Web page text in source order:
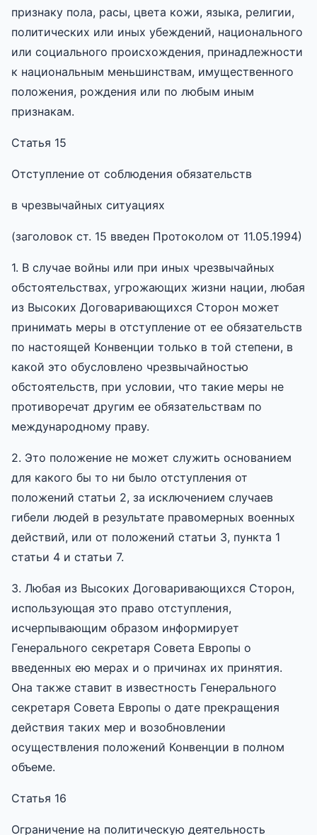
признаку пола, расы, цвета кожи, языка, религии,
политических или иных убеждений, национального
или социального происхождения, принадлежности
к национальным меньшинствам, имущественного
положения, рождения или по любым иным
признакам.
Статья 15
Отступление от соблюдения обязательств
в чрезвычайных ситуациях
(заголовок ст. 15 введен Протоколом от 11.05.1994)
1. В случае войны или при иных чрезвычайных
обстоятельствах, угрожающих жизни нации, любая
из Высоких Договаривающихся Сторон может
принимать меры в отступление от ее обязательств
по настоящей Конвенции только в той степени, в
какой это обусловлено чрезвычайностью
обстоятельств, при условии, что такие меры не
противоречат другим ее обязательствам по
международному праву.
2. Это положение не может служить основанием
для какого бы то ни было отступления от
положений статьи 2, за исключением случаев
гибели людей в результате правомерных военных
действий, или от положений статьи 3, пункта 1
статьи 4 и статьи 7.
3. Любая из Высоких Договаривающихся Сторон,
использующая это право отступления,
исчерпывающим образом информирует
Генерального секретаря Совета Европы о
введенных ею мерах и о причинах их принятия.
Она также ставит в известность Генерального
секретаря Совета Европы о дате прекращения
действия таких мер и возобновлении
осуществления положений Конвенции в полном
объеме.
Статья 16
Ограничение на политическую деятельность